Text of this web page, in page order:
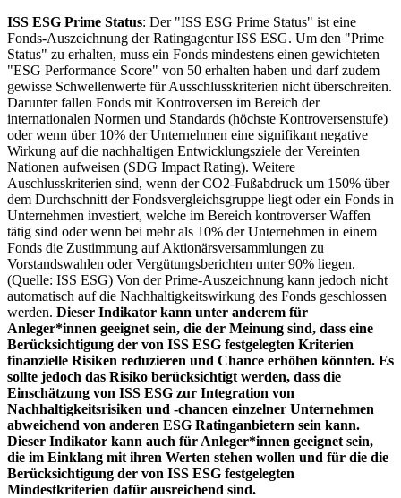
ISS ESG Prime Status: Der "ISS ESG Prime Status" ist eine
Fonds-Auszeichnung der Ratingagentur ISS ESG. Um den "Prime
Status" zu erhalten, muss ein Fonds mindestens einen gewichteten
"ESG Performance Score" von 50 erhalten haben und darf zudem
gewisse Schwellenwerte für Ausschlusskriterien nicht überschreiten.
Darunter fallen Fonds mit Kontroversen im Bereich der
internationalen Normen und Standards (höchste Kontroversenstufe)
oder wenn über 10% der Unternehmen eine signifikant negative
Wirkung auf die nachhaltigen Entwicklungsziele der Vereinten
Nationen aufweisen (SDG Impact Rating). Weitere
Auschlusskriterien sind, wenn der CO2-Fußabdruck um 150% über
dem Durchschnitt der Fondsvergleichsgruppe liegt oder ein Fonds in
Unternehmen investiert, welche im Bereich kontroverser Waffen
tätig sind oder wenn bei mehr als 10% der Unternehmen in einem
Fonds die Zustimmung auf Aktionärsversammlungen zu
Vorstandswahlen oder Vergütungsberichten unter 90% liegen.
(Quelle: ISS ESG) Von der Prime-Auszeichnung kann jedoch nicht
automatisch auf die Nachhaltigkeitswirkung des Fonds geschlossen
werden. Dieser Indikator kann unter anderem für
Anleger*innen geeignet sein, die der Meinung sind, dass eine
Berücksichtigung der von ISS ESG festgelegten Kriterien
finanzielle Risiken reduzieren und Chance erhöhen könnten. Es
sollte jedoch das Risiko berücksichtigt werden, dass die
Einschätzung von ISS ESG zur Integration von
Nachhaltigkeitsrisiken und -chancen einzelner Unternehmen
abweichend von anderen ESG Ratinganbietern sein kann.
Dieser Indikator kann auch für Anleger*innen geeignet sein,
die im Einklang mit ihren Werten stehen wollen und für die die
Berücksichtigung der von ISS ESG festgelegten
Mindestkriterien dafür ausreichend sind.